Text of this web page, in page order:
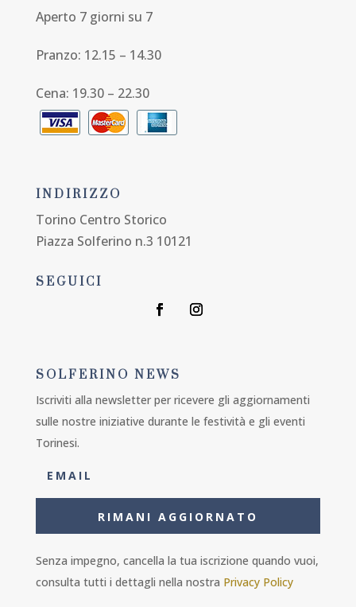
Aperto 7 giorni su 7
Pranzo: 12.15 – 14.30
Cena: 19.30 – 22.30
INDIRIZZO
Torino Centro Storico
Piazza Solferino n.3 10121
SEGUICI
SOLFERINO NEWS
Iscriviti alla newsletter per ricevere gli aggiornamenti
sulle nostre iniziative durante le festività e gli eventi
Torinesi.
RIMANI AGGIORNATO
Senza impegno, cancella la tua iscrizione quando vuoi,
consulta tutti i dettagli nella nostra Privacy Policy